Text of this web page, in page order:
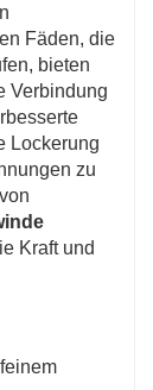
Fäden, die
bieten
Verbindung
Lockerung
zu
Kraft und